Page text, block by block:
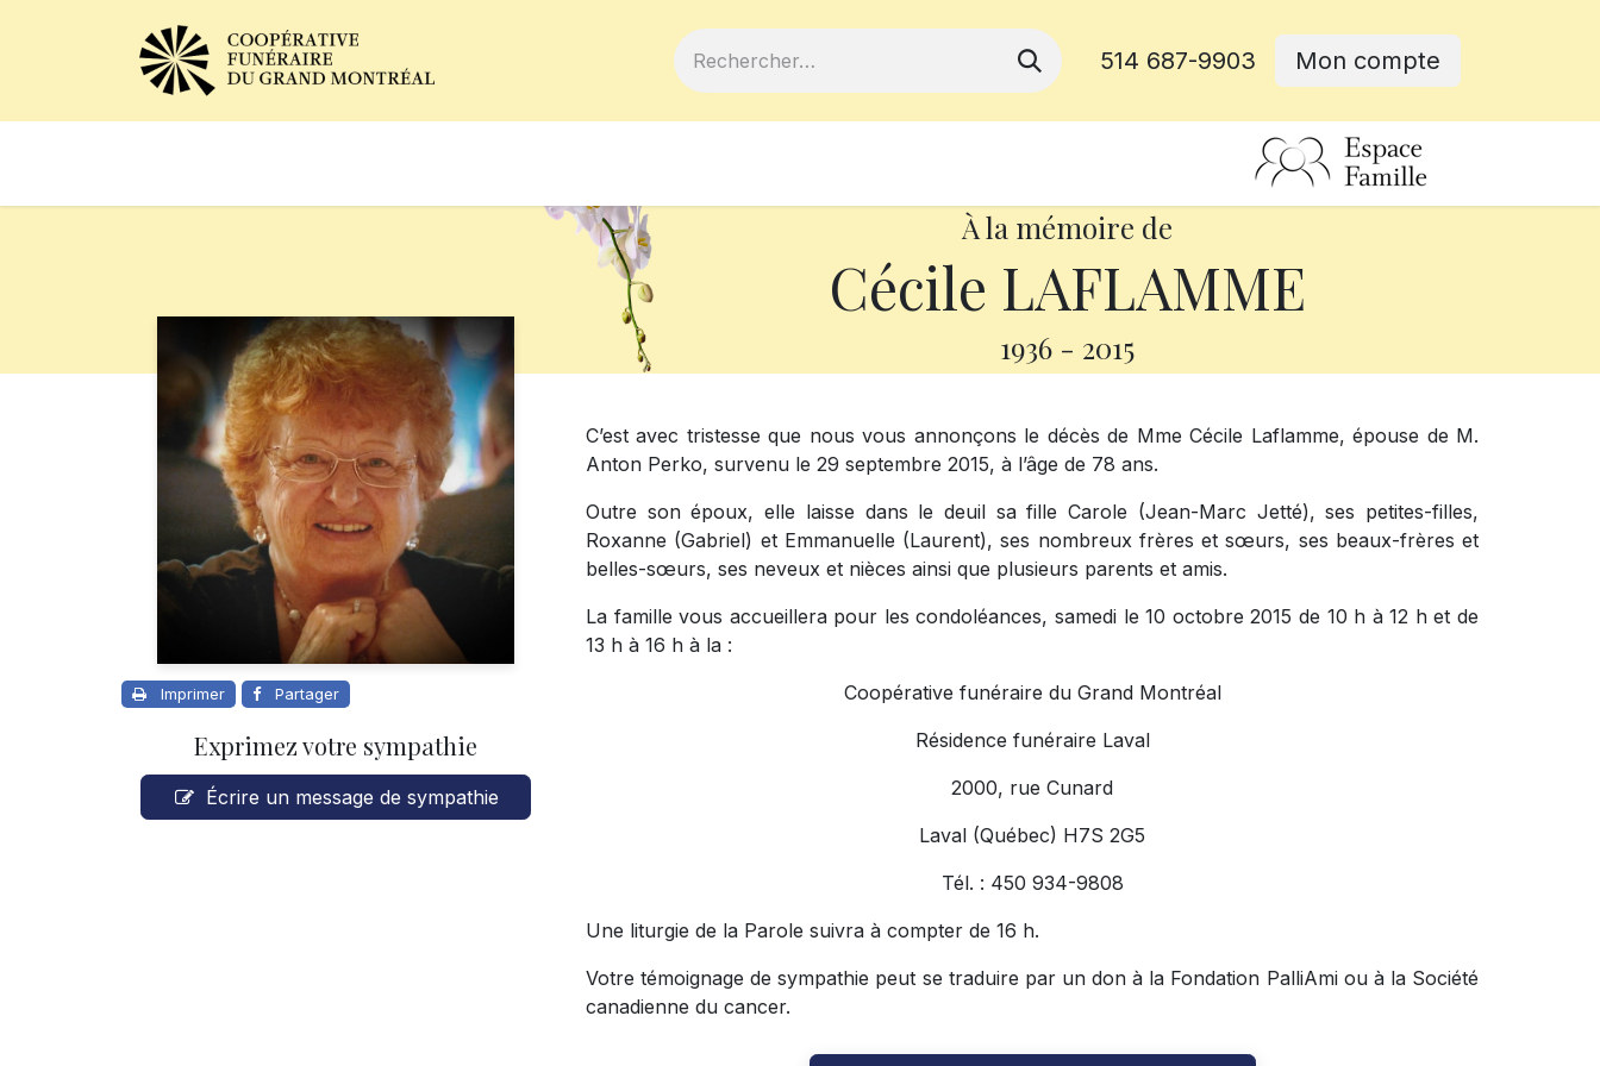
514 687-9903 Mon compte
À la mémoire de
Cécile LAFLAMME
1936 - 2015
Imprimer Partager
Exprimez votre sympathie
Écrire un message de sympathie
C’est avec tristesse que nous vous annonçons le décès de Mme Cécile Laflamme, épouse de M.
Anton Perko, survenu le 29 septembre 2015, à l’âge de 78 ans.
Outre son époux, elle laisse dans le deuil sa fille Carole (Jean-Marc Jetté), ses petites-filles,
Roxanne (Gabriel) et Emmanuelle (Laurent), ses nombreux frères et sœurs, ses beaux-frères et
belles-sœurs, ses neveux et nièces ainsi que plusieurs parents et amis.
La famille vous accueillera pour les condoléances, samedi le 10 octobre 2015 de 10 h à 12 h et de
13 h à 16 h à la :
Coopérative funéraire du Grand Montréal
Résidence funéraire Laval
2000, rue Cunard
Laval (Québec) H7S 2G5
Tél. : 450 934-9808
Une liturgie de la Parole suivra à compter de 16 h.
Votre témoignage de sympathie peut se traduire par un don à la Fondation PalliAmi ou à la Société
canadienne du cancer.